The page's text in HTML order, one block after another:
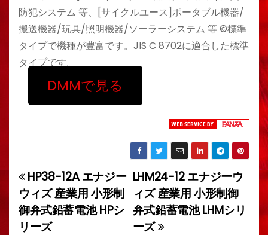
防犯システム 等、[サイクルユース]ポータブル機器/
搬送機器/玩具/照明機器/ソーラーシステム 等 ©標準
タイプで機種が豊富です。JIS C 8702に適合した標準
タイプです。
DMMで見る
投
稿
LHM24-12 エナジーウ
ィズ 産業用 小形制御
弁式鉛蓄電池 LHMシリ
ーズ
HP38-12A エナジー
ウィズ 産業用 小形制
御弁式鉛蓄電池 HPシ
リーズ